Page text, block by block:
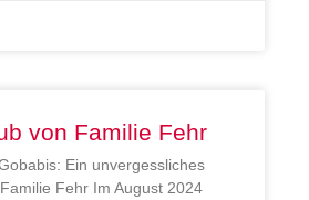
von Familie Fehr
Ein unvergessliches
Fehr Im August 2024